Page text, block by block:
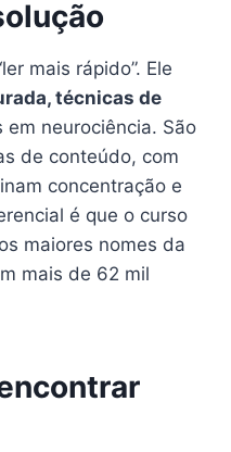
mais rápido”. Ele
técnicas de
em neurociência. São
de conteúdo, com
concentração e
é que o curso
maiores nomes da
mais de 62 mil